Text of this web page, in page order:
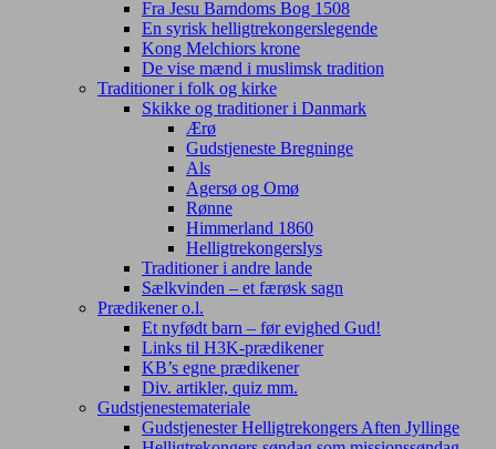
Fra Jesu Barndoms Bog 1508
En syrisk helligtrekongerslegende
Kong Melchiors krone
De vise mænd i muslimsk tradition
Traditioner i folk og kirke
Skikke og traditioner i Danmark
Ærø
Gudstjeneste Bregninge
Als
Agersø og Omø
Rønne
Himmerland 1860
Helligtrekongerslys
Traditioner i andre lande
Sælkvinden – et færøsk sagn
Prædikener o.l.
Et nyfødt barn – før evighed Gud!
Links til H3K-prædikener
KB’s egne prædikener
Div. artikler, quiz mm.
Gudstjenestemateriale
Gudstjenester Helligtrekongers Aften Jyllinge